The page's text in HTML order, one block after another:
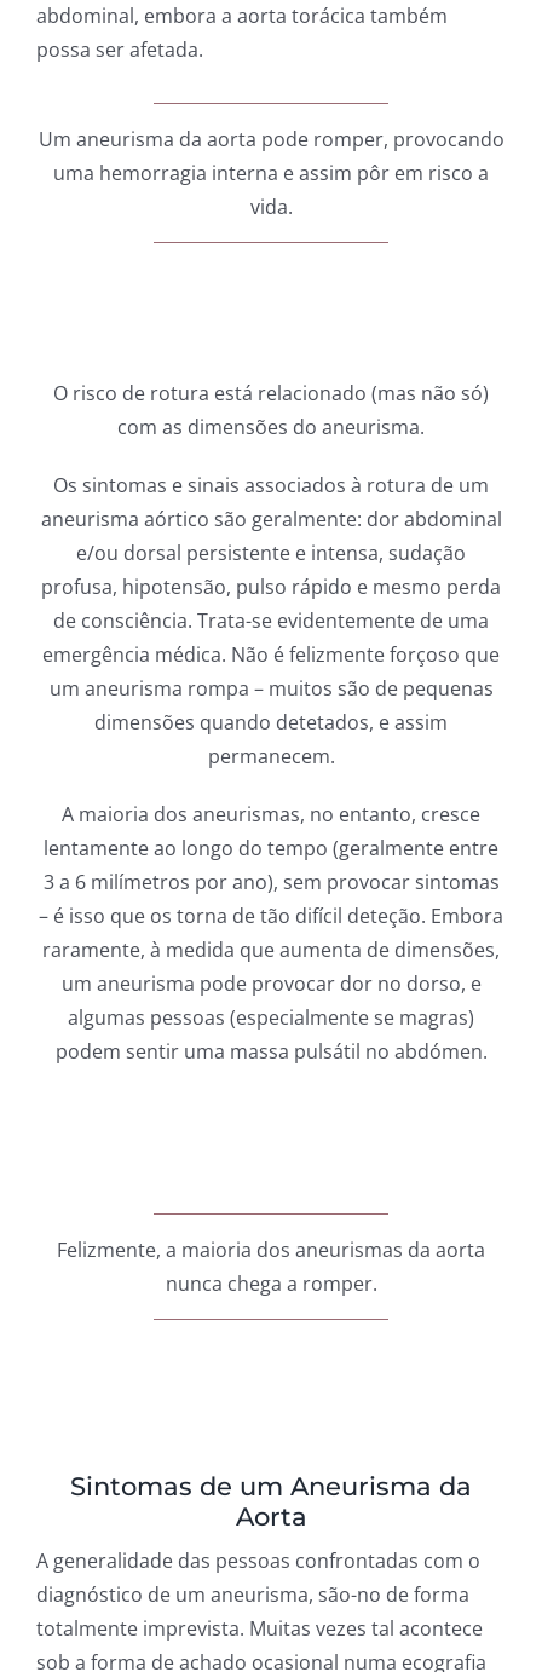
abdominal, embora a aorta torácica também
possa ser afetada.
Um aneurisma da aorta pode romper, provocando
uma hemorragia interna e assim pôr em risco a
vida.
O risco de rotura está relacionado (mas não só)
com as dimensões do aneurisma.
Os sintomas e sinais associados à rotura de um
aneurisma aórtico são geralmente: dor abdominal
e/ou dorsal persistente e intensa, sudação
profusa, hipotensão, pulso rápido e mesmo perda
de consciência. Trata-se evidentemente de uma
emergência médica. Não é felizmente forçoso que
um aneurisma rompa – muitos são de pequenas
dimensões quando detetados, e assim
permanecem.
A maioria dos aneurismas, no entanto, cresce
lentamente ao longo do tempo (geralmente entre
3 a 6 milímetros por ano), sem provocar sintomas
– é isso que os torna de tão difícil deteção. Embora
raramente, à medida que aumenta de dimensões,
um aneurisma pode provocar dor no dorso, e
algumas pessoas (especialmente se magras)
podem sentir uma massa pulsátil no abdómen.
Felizmente, a maioria dos aneurismas da aorta
nunca chega a romper.
Sintomas de um Aneurisma da
Aorta
A generalidade das pessoas confrontadas com o
diagnóstico de um aneurisma, são-no de forma
totalmente imprevista. Muitas vezes tal acontece
sob a forma de achado ocasional numa ecografia